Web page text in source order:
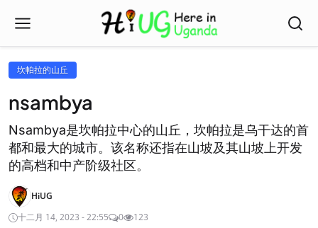
坎帕拉的山丘
nsambya
Nsambya是坎帕拉中心的山丘，坎帕拉是乌干达的首
都和最大的城市。该名称还指在山坡及其山坡上开发
的高档和中产阶级社区。
HiUG
十二月 14, 2023 - 22:55
0 123